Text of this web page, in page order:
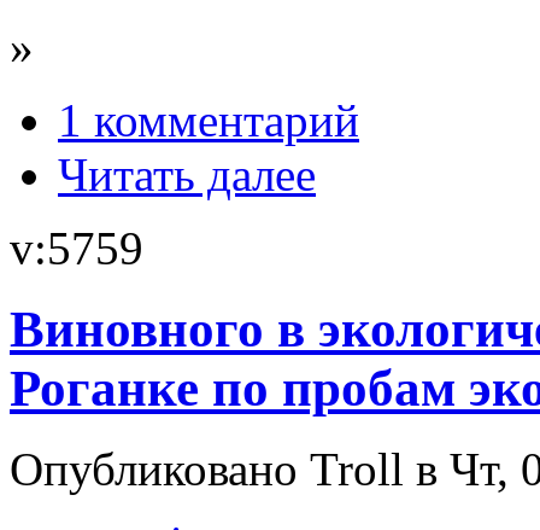
»
1 комментарий
Читать далее
v:5759
Виновного в
Роганке по пробам
Опубликовано Troll в Чт,